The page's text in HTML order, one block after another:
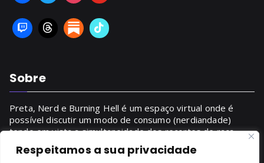
Respeitamos a sua privacidade
Sobre
Preta, Nerd e Burning Hell é um espaço virtual onde é
possível discutir um modo de consumo (nerdiandade)
tendo em vista a simultaneidade dos recortes de raça,
gênero, classe.